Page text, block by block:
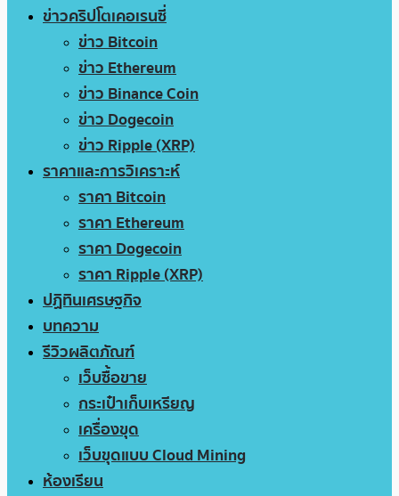
ข่าวคริปโตเคอเรนซี่
ข่าว Bitcoin
ข่าว Ethereum
ข่าว Binance Coin
ข่าว Dogecoin
ข่าว Ripple (XRP)
ราคาและการวิเคราะห์
ราคา Bitcoin
ราคา Ethereum
ราคา Dogecoin
ราคา Ripple (XRP)
ปฏิทินเศรษฐกิจ
บทความ
รีวิวผลิตภัณฑ์
เว็บซื้อขาย
กระเป๋าเก็บเหรียญ
เครื่องขุด
เว็บขุดแบบ Cloud Mining
ห้องเรียน